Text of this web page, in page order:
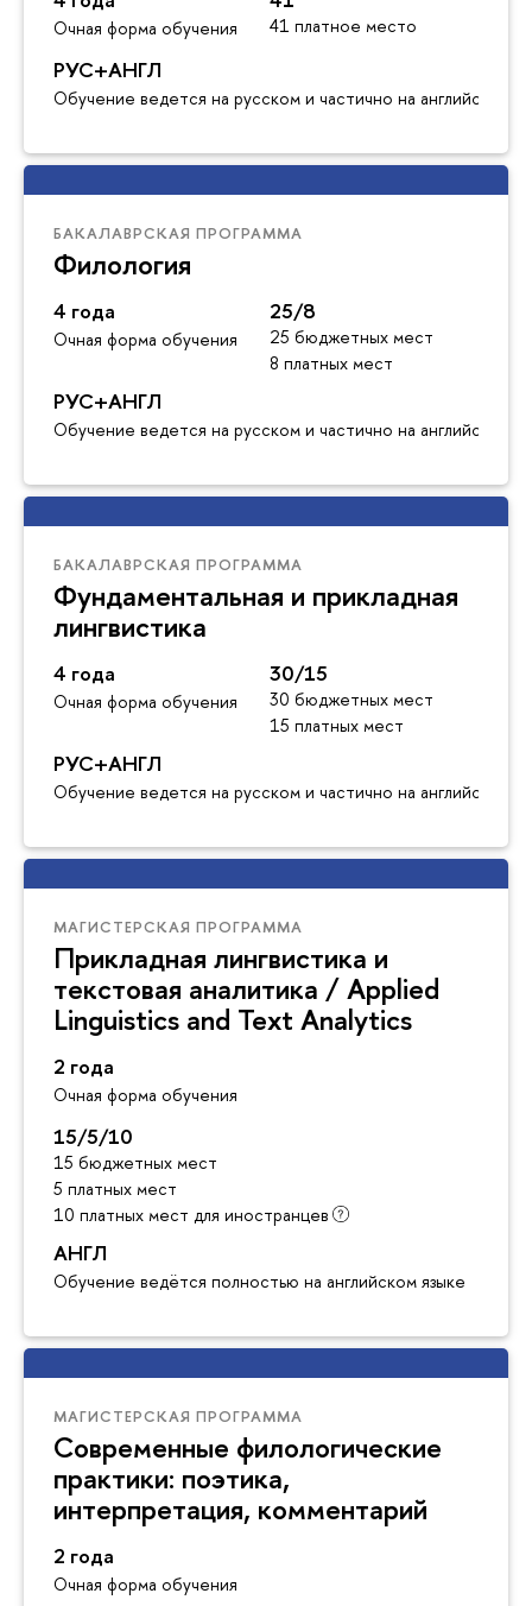
Очная форма обучения 41 платное место
РУС+АНГЛ
Обучение ведется на русском и частично на английском
БАКАЛАВРСКАЯ ПРОГРАММА
Филология
4 года
Очная форма обучения
25/8
25 бюджетных мест
8 платных мест
РУС+АНГЛ
Обучение ведется на русском и частично на английском
БАКАЛАВРСКАЯ ПРОГРАММА
Фундаментальная и прикладная
лингвистика
4 года
Очная форма обучения
30/15
30 бюджетных мест
15 платных мест
РУС+АНГЛ
Обучение ведется на русском и частично на английском
МАГИСТЕРСКАЯ ПРОГРАММА
Прикладная лингвистика и
текстовая аналитика / Applied
Linguistics and Text Analytics
2 года
Очная форма обучения
15/5/10
15 бюджетных мест
5 платных мест
10 платных мест для иностранцев
АНГЛ
Обучение ведётся полностью на английском языке
МАГИСТЕРСКАЯ ПРОГРАММА
Современные филологические
практики: поэтика,
интерпретация, комментарий
2 года
Очная форма обучения